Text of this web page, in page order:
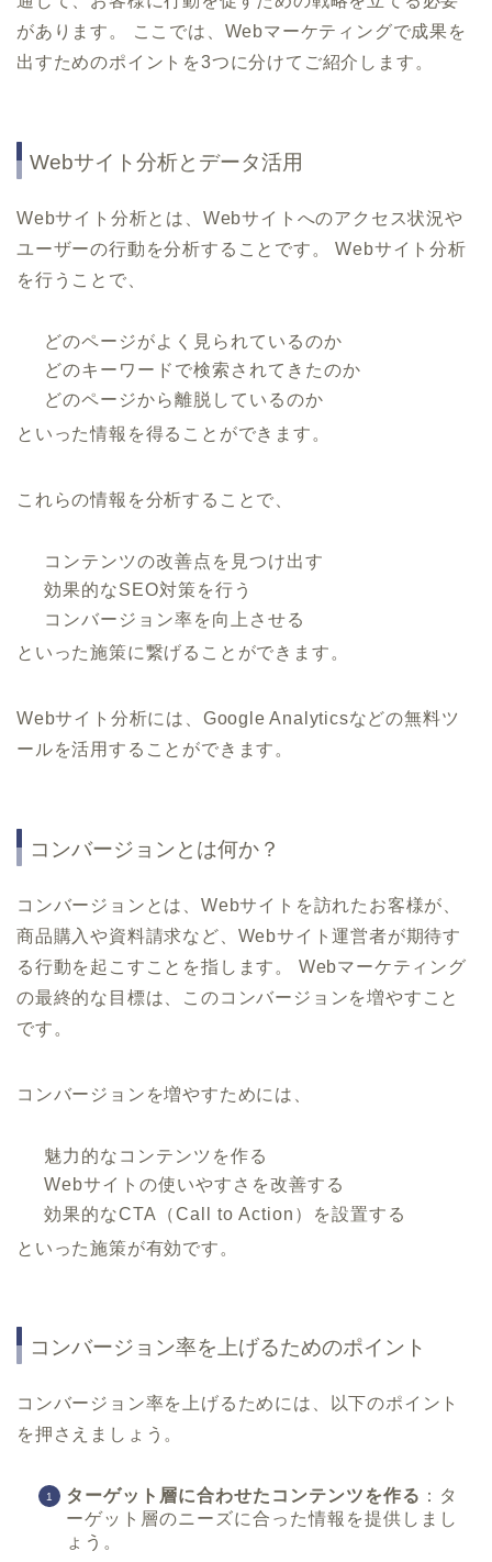
があります。 ここでは、Webマーケティングで成果を
出すためのポイントを3つに分けてご紹介します。
Webサイト分析とデータ活用
Webサイト分析とは、Webサイトへのアクセス状況や
ユーザーの行動を分析することです。 Webサイト分析
を行うことで、
どのページがよく見られているのか
どのキーワードで検索されてきたのか
どのページから離脱しているのか
といった情報を得ることができます。
これらの情報を分析することで、
コンテンツの改善点を見つけ出す
効果的なSEO対策を行う
コンバージョン率を向上させる
といった施策に繋げることができます。
Webサイト分析には、Google Analyticsなどの無料ツ
ールを活用することができます。
コンバージョンとは何か？
コンバージョンとは、Webサイトを訪れたお客様が、
商品購入や資料請求など、Webサイト運営者が期待す
る行動を起こすことを指します。 Webマーケティング
の最終的な目標は、このコンバージョンを増やすこと
です。
コンバージョンを増やすためには、
魅力的なコンテンツを作る
Webサイトの使いやすさを改善する
効果的なCTA（Call to Action）を設置する
といった施策が有効です。
コンバージョン率を上げるためのポイント
コンバージョン率を上げるためには、以下のポイント
を押さえましょう。
ターゲット層に合わせたコンテンツを作る ：タ
ーゲット層のニーズに合った情報を提供しまし
ょう。